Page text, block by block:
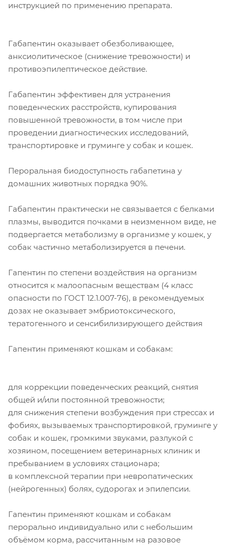
инструкцией по применению препарата.
Габапентин оказывает обезболивающее,
анксиолитическое (снижение тревожности) и
противоэпилептическое действие.
Габапентин эффективен для устранения
поведенческих расстройств, купирования
повышенной тревожности, в том числе при
проведении диагностических исследований,
транспортировке и груминге у собак и кошек.
Пероральная биодоступность габапетина у
домашних животных порядка 90%.
Габапентин практически не связывается с белками
плазмы, выводится почками в неизменном виде, не
подвергается метаболизму в организме у кошек, у
собак частично метаболизируется в печени.
Гапентин по степени воздействия на организм
относится к малоопасным веществам (4 класс
опасности по ГОСТ 12.1.007-76), в рекомендуемых
дозах не оказывает эмбриотоксического,
тератогенного и сенсибилизирующего действия
Гапентин применяют кошкам и собакам:
для коррекции поведенческих реакций, снятия
общей и/или постоянной тревожности;
для снижения степени возбуждения при стрессах и
фобиях, вызываемых транспортировкой, груминге у
собак и кошек, громкими звуками, разлукой с
хозяином, посещением ветеринарных клиник и
пребыванием в условиях стационара;
в комплексной терапии при невропатических
(нейрогенных) болях, судорогах и эпилепсии.
Гапентин применяют кошкам и собакам
перорально индивидуально или с небольшим
объёмом корма, рассчитанным на разовое